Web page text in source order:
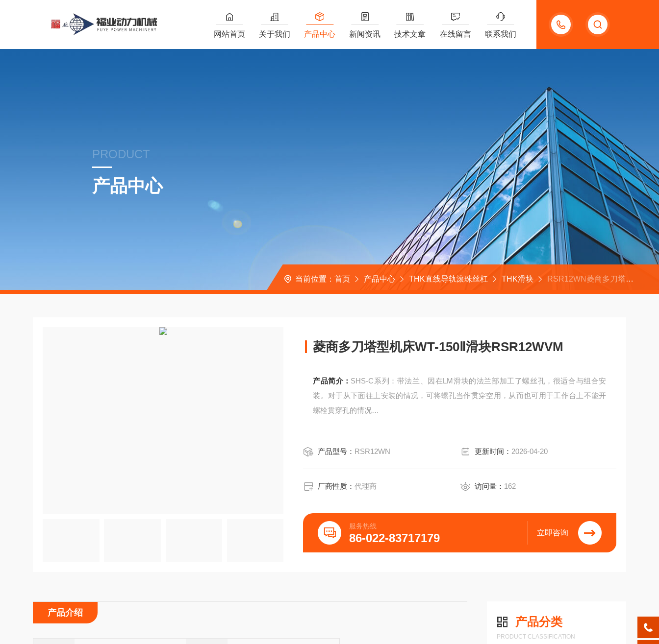
13132097161
网站首页 关于我们 产品中心 新闻资讯 技术文章 在线留言 联系我们
PRODUCT
产品中心
当前位置： 首页 产品中心 THK直线导轨滚珠丝杠 THK滑块 RSR12WN菱商多刀塔型机床WT-150Ⅱ滑块RSR12WVM
菱商多刀塔型机床WT-150Ⅱ滑块RSR12WVM
产品简介： SHS-C系列：带法兰、因在LM滑块的法兰部加工了螺丝孔，很适合与组合安
装。对于从下面往上安装的情况，可将螺孔当作贯穿空用，从而也可用于工作台上不能开
螺栓贯穿孔的情况
产品型号： RSR12WN 更新时间： 2026-04-20
厂商性质：代理商 访问量： 162
服务热线
86-022-83717179 立即咨询
产品分类
PRODUCT CLASSIFICATION
产品介绍